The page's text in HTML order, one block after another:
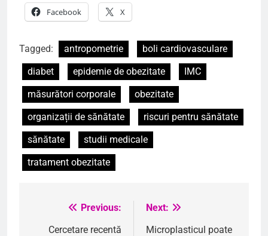
Facebook X
Tagged: antropometrie
boli cardiovasculare
diabet
epidemie de obezitate
IMC
măsurători corporale
obezitate
organizații de sănătate
riscuri pentru sănătate
sănătate
studii medicale
tratament obezitate
NavigarePrevious:
Cercetare recentă
Next:
Microplasticul poate